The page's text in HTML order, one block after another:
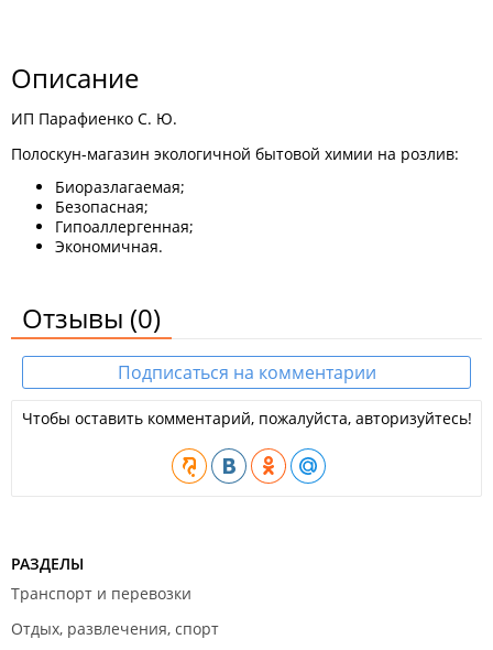
Описание
ИП Парафиенко С. Ю.
Полоскун-магазин экологичной бытовой химии на розлив:
Биоразлагаемая;
Безопасная;
Гипоаллергенная;
Экономичная.
Отзывы (0)
Подписаться на комментарии
Чтобы оставить комментарий, пожалуйста, авторизуйтесь!
РАЗДЕЛЫ
Транспорт и перевозки
Отдых, развлечения, спорт